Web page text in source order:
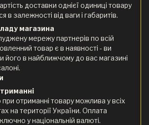
доставки однієї одиниці товару
в залежності від ваги і габаритів.
магазина
мережу партнерів по всій
товар є в наявності - ви
його в найближчому до вас магазині
отриманні товару можлива у всіх
на території України. Оплата
у національній валюті.